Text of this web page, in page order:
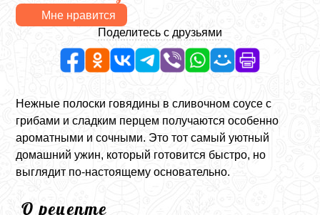
Мне нравится
Поделитесь с друзьями
Нежные полоски говядины в сливочном соусе с
грибами и сладким перцем получаются особенно
ароматными и сочными. Это тот самый уютный
домашний ужин, который готовится быстро, но
выглядит по-настоящему основательно.
О рецепте